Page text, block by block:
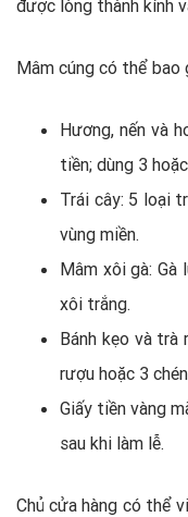
được lòng thành kính
Mâm cúng có thể bao
Hương, nến và
tiền; dùng 3
Trái cây: 5 loại
vùng miền.
Mâm xôi gà: Gà
xôi trắng.
Bánh kẹo và trà
rượu hoặc 3
Giấy tiền vàng
sau khi làm lễ.
Chủ cửa hàng có thể